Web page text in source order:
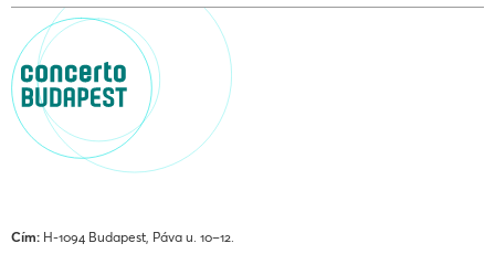
Cím: H-1094 Budapest, Páva u. 10–12.